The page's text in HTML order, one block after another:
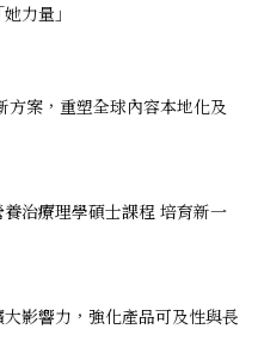
力量」
案，重塑全球內容本地化及
治療理學碩士課程 培育新一
影響力，強化產品可及性與長